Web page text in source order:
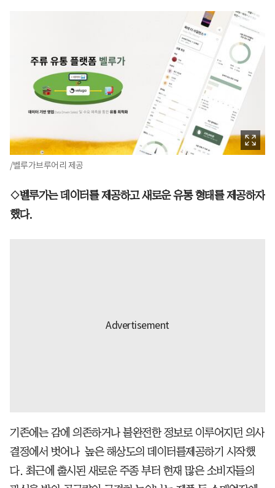
/벨루가브루어리 제공
◇벨루가는 데이터를 제공하고 새로운 유통 형태를 제공하자
했다.
기존에는 감에 의존하거나 불완전한 정보로 이루어지던 의사
결정에서 벗어나 높은 해상도의 데이터를제공하기 시작했
다. 최근에 출시된 새로운 주종 부터 현재 많은 소비자들의